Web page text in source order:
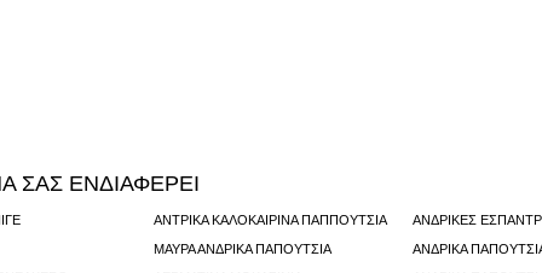
ΣΑΣ ΕΝΔΙΑΦΕΡΕΙ
ΑΝΤΡΙΚΆ ΚΑΛΟΚΑΙΡΙΝΆ ΠΑΠΠΟΎΤΣΙΑ
ΑΝΔΡΙΚΈΣ
ΜΑΎΡΑ ΑΝΔΡΙΚΆ ΠΑΠΟΎΤΣΙΑ
ΑΝΔΡΙΚΆ